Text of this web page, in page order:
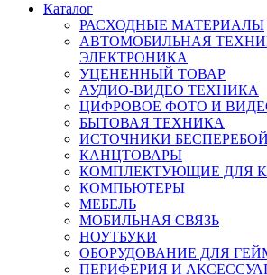
Каталог
РАСХОДНЫЕ МАТЕРИАЛЫ
АВТОМОБИЛЬНАЯ
ЭЛЕКТРОНИКА
УЦЕНЕННЫЙ ТОВАР
АУДИО-ВИДЕО ТЕХНИКА
ЦИФРОВОЕ ФОТО И
БЫТОВАЯ ТЕХНИКА
ИСТОЧНИКИ
КАНЦТОВАРЫ
КОМПЛЕКТУЮЩИЕ ДЛЯ
КОМПЬЮТЕРЫ
МЕБЕЛЬ
МОБИЛЬНАЯ СВЯЗЬ
НОУТБУКИ
ОБОРУДОВАНИЕ ДЛЯ
ПЕРИФЕРИЯ И